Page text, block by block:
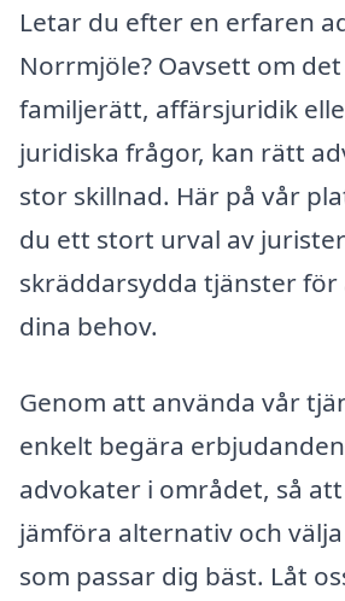
Letar du efter en erfaren
Norrmjöle? Oavsett om
familjerätt, affärsjuridik
juridiska frågor, kan rätt
stor skillnad. Här på vår
du ett stort urval av
skräddarsydda tjänster
dina behov.
Genom att använda vår
enkelt begära
advokater i området, så
jämföra alternativ och
som passar dig bäst. Låt